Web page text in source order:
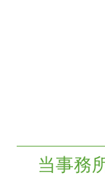
当事務